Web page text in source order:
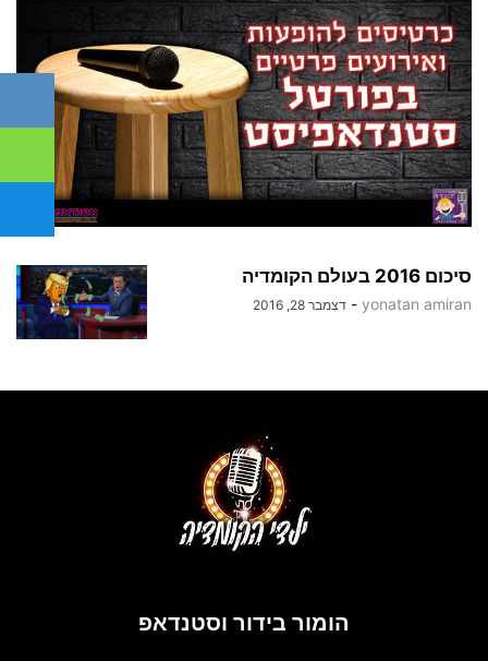
סיכום 2016 בעולם הקומדיה
yonatan amiran
- דצמבר 28, 2016
הומור בידור וסטנדאפ